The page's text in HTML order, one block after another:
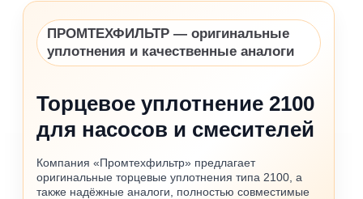
ПРОМТЕХФИЛЬТР — оригинальные
уплотнения и качественные аналоги
Торцевое уплотнение 2100
для насосов и смесителей
Компания «Промтехфильтр» предлагает
оригинальные торцевые уплотнения типа 2100, а
также надёжные аналоги, полностью совместимые